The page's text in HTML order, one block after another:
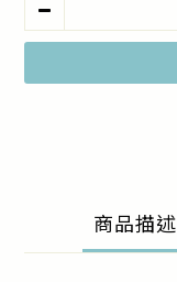
商品描述